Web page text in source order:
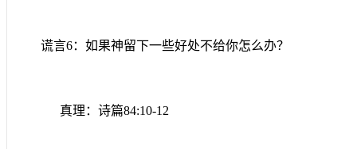
谎言6：如果神留下一些好处不给你怎么办？
真理：诗篇84:10-12